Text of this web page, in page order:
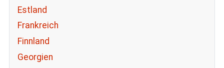
Estland
Frankreich
Finnland
Georgien